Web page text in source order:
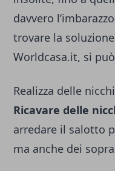
davvero
trovare la
Worldcasa.it, si
Realizza delle
Ricavare delle
arredare il salotto
ma anche dei